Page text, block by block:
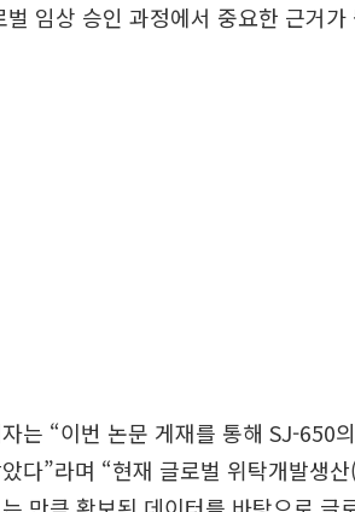
벌 임상 승인 과정에서 중요한 근거가
는 “이번 논문 게재를 통해 SJ-650
다”라며 “현재 글로벌 위탁개발생